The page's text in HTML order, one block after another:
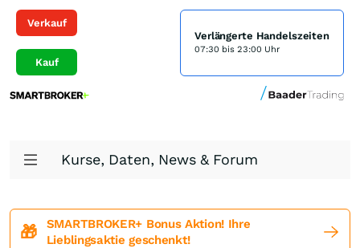
Verkauf
Kauf
Verlängerte Handelszeiten
07:30 bis 23:00 Uhr
Kurse, Daten, News & Forum
🎁
SMARTBROKER+ Bonus Aktion! Ihre
Lieblingsaktie geschenkt!